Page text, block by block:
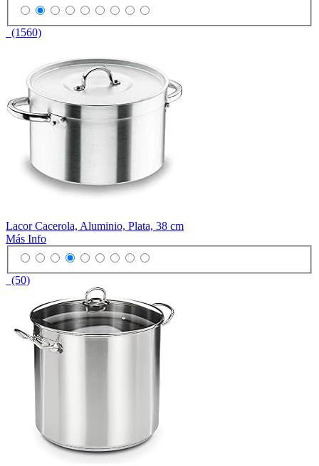
(1560)
Lacor Cacerola, Aluminio, Plata, 38 cm
Más Info
(50)